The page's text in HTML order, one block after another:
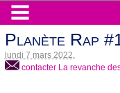
Planète Rap #1
lundi 7 mars 2022
contacter La revanche